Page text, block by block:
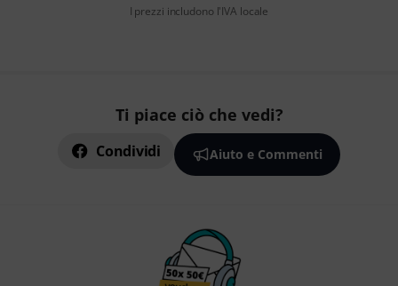
I prezzi includono l'IVA locale
Ti piace ciò che vedi?
Condividi Aiuto e Commenti